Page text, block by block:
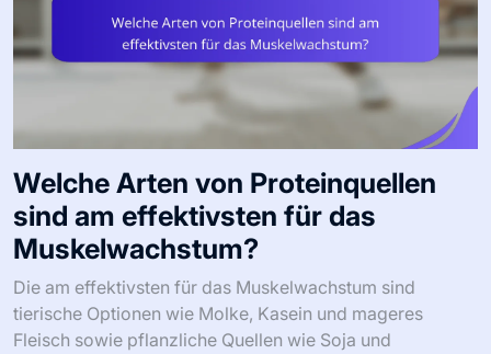
Welche Arten von Proteinquellen
sind am effektivsten für das
Muskelwachstum?
Die am effektivsten für das Muskelwachstum sind
tierische Optionen wie Molke, Kasein und mageres
Fleisch sowie pflanzliche Quellen wie Soja und